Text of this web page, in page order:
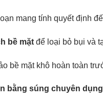
mang tính quyết định
bề mặtđể loại bỏ bụi và
bề mặt khô hoàn toàn
bằng súng chuyên dụng